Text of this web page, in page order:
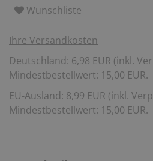
Wunschliste
Ihre Versandkosten
Deutschland: 6,98 EUR (inkl.
Mindestbestellwert: 15,00 EUR.
EU-Ausland: 8,99 EUR (inkl.
Mindestbestellwert: 15,00 EUR.